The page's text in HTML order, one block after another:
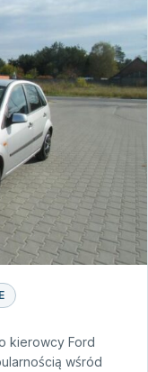
kierowcy Ford
wśród